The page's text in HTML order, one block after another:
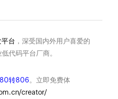
台 ，深受国内外用户喜爱的
代码平台厂商。
转806。立即免费体
creator/